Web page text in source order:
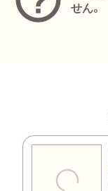
せん。